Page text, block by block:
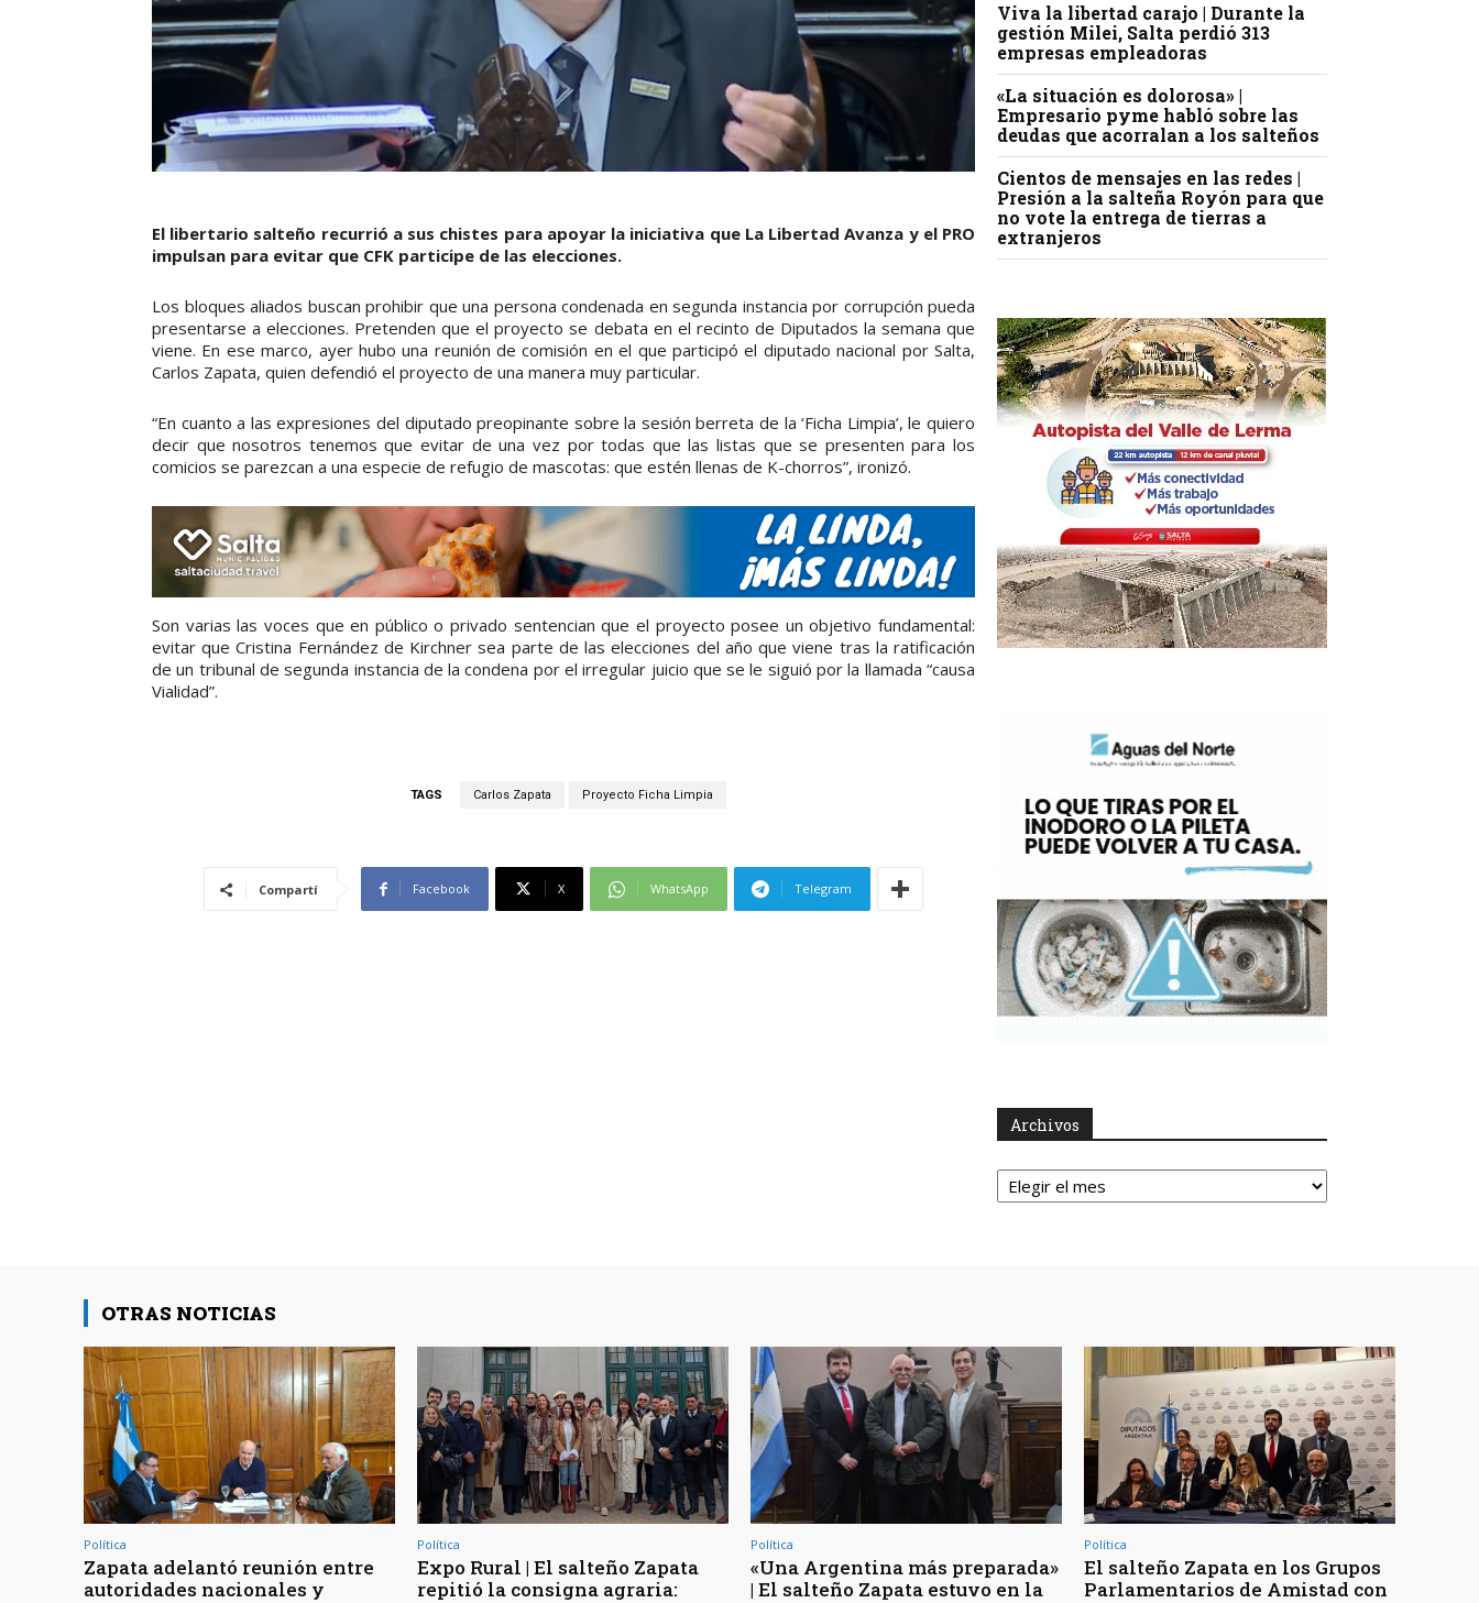
El libertario salteño recurrió a sus chistes para apoyar la iniciativa que La Libertad Avanza y el PRO
impulsan para evitar que CFK participe de las elecciones.
Los bloques aliados buscan prohibir que una persona condenada en segunda instancia por corrupción pueda
presentarse a elecciones. Pretenden que el proyecto se debata en el recinto de Diputados la semana que
viene. En ese marco, ayer hubo una reunión de comisión en el que participó el diputado nacional por Salta,
Carlos Zapata, quien defendió el proyecto de una manera muy particular.
“En cuanto a las expresiones del diputado preopinante sobre la sesión berreta de la ‘Ficha Limpia’, le quiero
decir que nosotros tenemos que evitar de una vez por todas que las listas que se presenten para los
comicios se parezcan a una especie de refugio de mascotas: que estén llenas de K-chorros”, ironizó.
Son varias las voces que en público o privado sentencian que el proyecto posee un objetivo fundamental:
evitar que Cristina Fernández de Kirchner sea parte de las elecciones del año que viene tras la ratificación
de un tribunal de segunda instancia de la condena por el irregular juicio que se le siguió por la llamada “causa
Vialidad”.
TAGS Carlos Zapata Proyecto Ficha Limpia
Compartí Facebook X WhatsApp Telegram
Viva la libertad carajo | Durante la
gestión Milei, Salta perdió 313
empresas empleadoras
«La situación es dolorosa» |
Empresario pyme habló sobre las
deudas que acorralan a los salteños
Cientos de mensajes en las redes |
Presión a la salteña Royón para que
no vote la entrega de tierras a
extranjeros
Archivos
Archivos
OTRAS NOTICIAS
Política
Zapata adelantó reunión entre
autoridades nacionales y
Política
Expo Rural | El salteño Zapata
repitió la consigna agraria:
Política
«Una Argentina más preparada»
| El salteño Zapata estuvo en la
Política
El salteño Zapata en los Grupos
Parlamentarios de Amistad con